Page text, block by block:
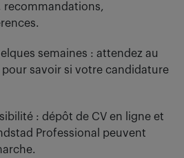
semaines : attendez au
pour savoir si votre candidature
: dépôt de CV en ligne et
Professional peuvent